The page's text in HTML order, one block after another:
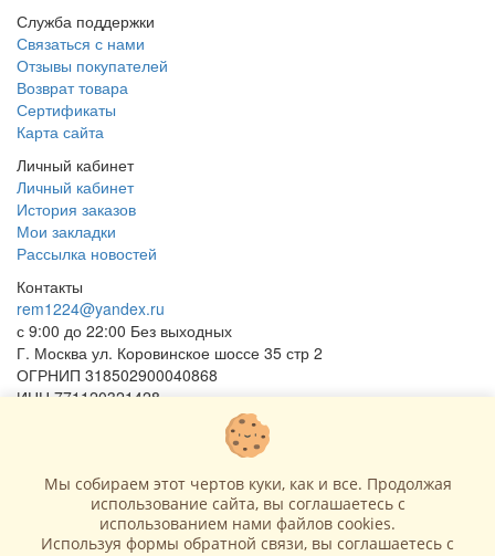
Служба поддержки
Связаться с нами
Отзывы покупателей
Возврат товара
Сертификаты
Карта сайта
Личный кабинет
Личный кабинет
История заказов
Мои закладки
Рассылка новостей
Контакты
rem1224@yandex.ru
с 9:00 до 22:00 Без выходных
Г. Москва ул. Коровинское шоссе 35 стр 2
ОГРНИП 318502900040868
ИНН 771120321428
(с) 2015 - 2026 “SharLime”, копирование контента запрещено и
преследуется законом!
Мы собираем этот чертов куки, как и все. Продолжая
использование сайта, вы соглашаетесь c
использованием нами файлов cookies.
Используя формы обратной связи, вы соглашаетесь с